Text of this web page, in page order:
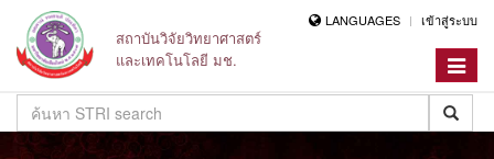
สถาบันวิจัยวิทยาศาสตร์
และเทคโนโลยี มช.
LANGUAGES เข้าสู่ระบบ
Toggle